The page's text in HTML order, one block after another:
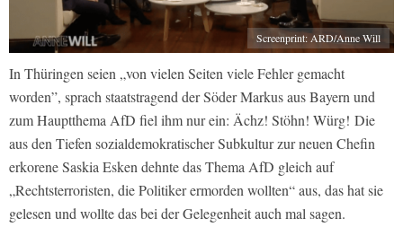
Screenprint: ARD/Anne Will
In Thüringen seien „von vielen Seiten viele Fehler gemacht
worden”, sprach staatstragend der Söder Markus aus Bayern und
zum Hauptthema AfD fiel ihm nur ein: Ächz! Stöhn! Würg! Die
aus den Tiefen sozialdemokratischer Subkultur zur neuen Chefin
erkorene Saskia Esken dehnte das Thema AfD gleich auf
„Rechtsterroristen, die Politiker ermorden wollten“ aus, das hat sie
gelesen und wollte das bei der Gelegenheit auch mal sagen.